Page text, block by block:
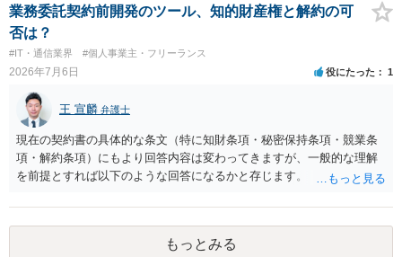
タイムチャージが高く、費用倒れになる可能性も高いです。 公開の場
で詳細なご相談を聞くには限界がありますので、詳細は別途お問合せ
いただいた方がよいかと存じます。
業務委託契約前開発のツール、知的財産権と解約の可
否は？
#IT・通信業界 #個人事業主・フリーランス
2026年7月6日 役にたった 1
王 宣麟 弁護士
現在の契約書の具体的な条文（特に知財条項・秘密保持条項・競業条
項・解約条項）にもより回答内容は変わってきますが、一般的な理解
を前提とすれば以下のような回答になるかと存じます。 ・ツールの作
ば、相談者様が独自に開発したツールであるため知的財産が相談者様
に帰属する ・相手方の同意が得られるのであれば、契約を合意解除す
ることも可能。ただし合意解除する場合の条項については、契約書上
もっとみる